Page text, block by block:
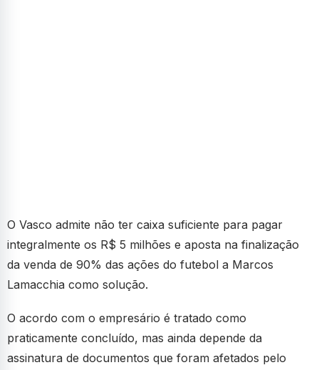
O Vasco admite não ter caixa suficiente para pagar
integralmente os R$ 5 milhões e aposta na finalização
da venda de 90% das ações do futebol a Marcos
Lamacchia como solução.
O acordo com o empresário é tratado como
praticamente concluído, mas ainda depende da
assinatura de documentos que foram afetados pelo